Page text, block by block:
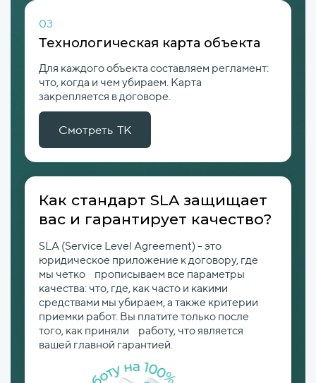
03
Технологическая карта объекта
Для каждого объекта составляем регламент:
что, когда и чем убираем. Карта
закрепляется в договоре.
Смотреть ТК
Как стандарт SLA защищает
вас и гарантирует качество?
SLA (Service Level Agreement) - это
юридическое приложение к договору, где
мы четко прописываем все параметры
качества: что, где, как часто и какими
средствами мы убираем, а также критерии
приемки работ. Вы платите только после
того, как приняли работу, что является
вашей главной гарантией.